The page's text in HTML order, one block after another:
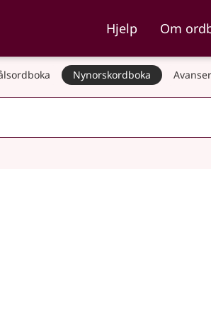
Hjelp Om
Nynorskordboka